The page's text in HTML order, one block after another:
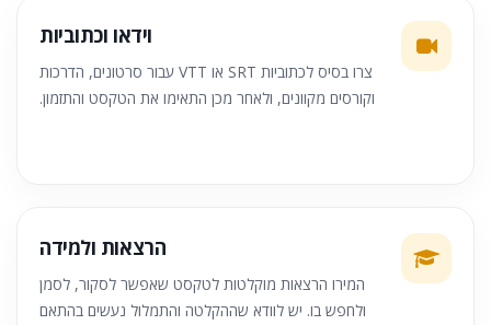
וידאו וכתוביות
צרו בסיס לכתוביות SRT או VTT עבור סרטונים, הדרכות
וקורסים מקוונים, ולאחר מכן התאימו את הטקסט והתזמון.
הרצאות ולמידה
המירו הרצאות מוקלטות לטקסט שאפשר לסקור, לסמן
ולחפש בו. יש לוודא שההקלטה והתמלול נעשים בהתאם